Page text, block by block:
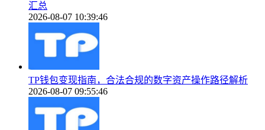
汇总
2026-08-07 10:39:46
TP钱包变现指南，合法合规的数字资产操作路径解析
2026-08-07 09:55:46